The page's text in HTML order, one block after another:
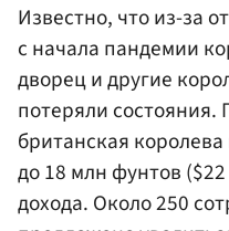
Известно, что из-за
с начала пандемии
дворец и другие
потеряли состояния.
британская
до 18 млн фунтов ($22
дохода. Около 250